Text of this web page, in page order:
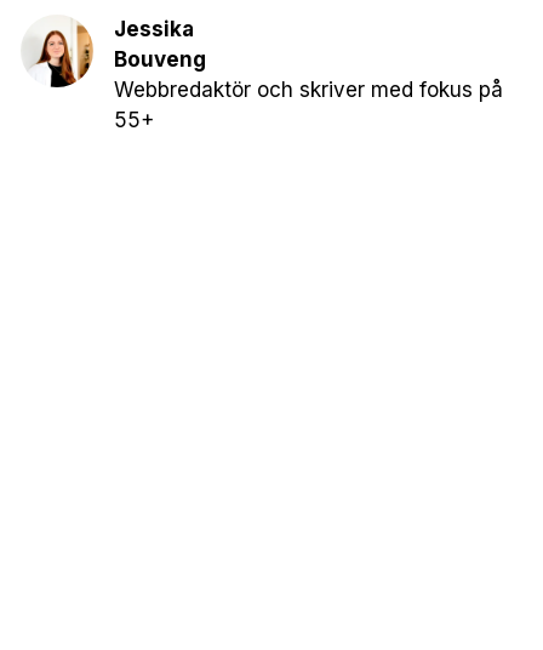
Jessika
Bouveng
Webbredaktör och skriver med fokus på
55+